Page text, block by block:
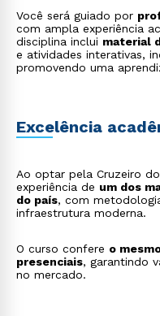
Você será guiado por
com ampla experiência
disciplina inclui material
e atividades interativas,
promovendo uma
Excelência
Ao optar pela Cruzeiro
experiência de um dos
do país, com
infraestrutura moderna.
O curso confere o
presenciais, garantindo
no mercado.